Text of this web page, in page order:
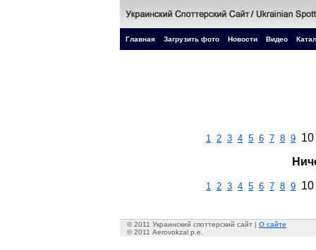
Главная Загрузить фото Новости Видео
1 2 3 4 5 6 7 8 9 10
1 2 3 4 5 6 7 8 9 10
© 2011 Украинский споттерский сайт | О сайте
© 2011 Aerovokzal p.e.